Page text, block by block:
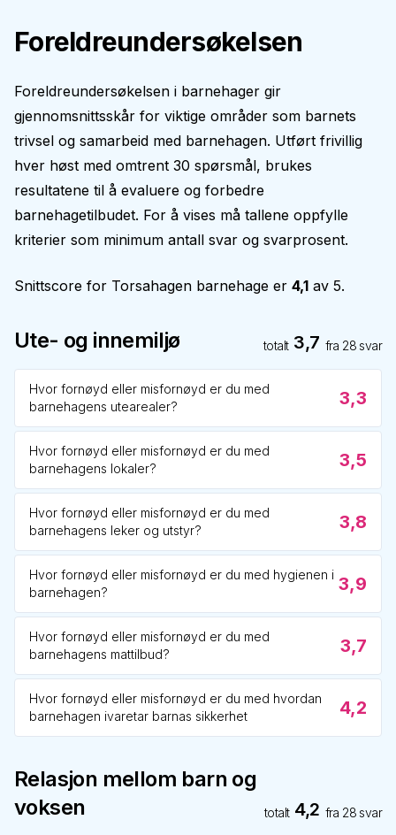
Foreldreundersøkelsen
Foreldreundersøkelsen i barnehager gir
gjennomsnittsskår for viktige områder som barnets
trivsel og samarbeid med barnehagen. Utført frivillig
hver høst med omtrent 30 spørsmål, brukes
resultatene til å evaluere og forbedre
barnehagetilbudet. For å vises må tallene oppfylle
kriterier som minimum antall svar og svarprosent.
Snittscore for Torsahagen barnehage er 4,1 av 5.
Ute- og innemiljø totalt 3,7 fra 28 svar
Hvor fornøyd eller misfornøyd er du med
barnehagens utearealer?
3,3
Hvor fornøyd eller misfornøyd er du med
barnehagens lokaler?
3,5
Hvor fornøyd eller misfornøyd er du med
barnehagens leker og utstyr?
3,8
Hvor fornøyd eller misfornøyd er du med hygienen i
barnehagen?
3,9
Hvor fornøyd eller misfornøyd er du med
barnehagens mattilbud?
3,7
Hvor fornøyd eller misfornøyd er du med hvordan
barnehagen ivaretar barnas sikkerhet
4,2
Relasjon mellom barn og
voksen
totalt 4,2 fra 28 svar